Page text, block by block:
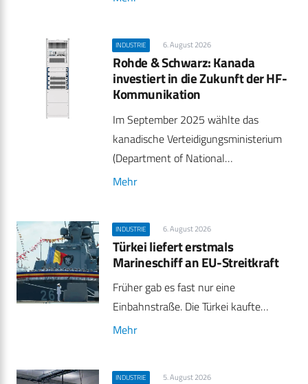
INDUSTRIE 6. August 2026
Rohde & Schwarz: Kanada
investiert in die Zukunft der HF-
Kommunikation
Im September 2025 wählte das
kanadische Verteidigungsministerium
(Department of National…
Mehr
INDUSTRIE 6. August 2026
Türkei liefert erstmals
Marineschiff an EU-Streitkraft
Früher gab es fast nur eine
Einbahnstraße. Die Türkei kaufte…
Mehr
INDUSTRIE 5. August 2026